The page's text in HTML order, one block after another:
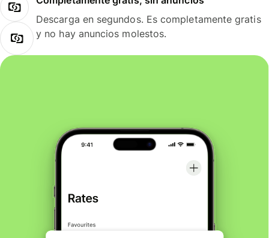
Descarga en segundos. Es completamente gratis
y no hay anuncios molestos.